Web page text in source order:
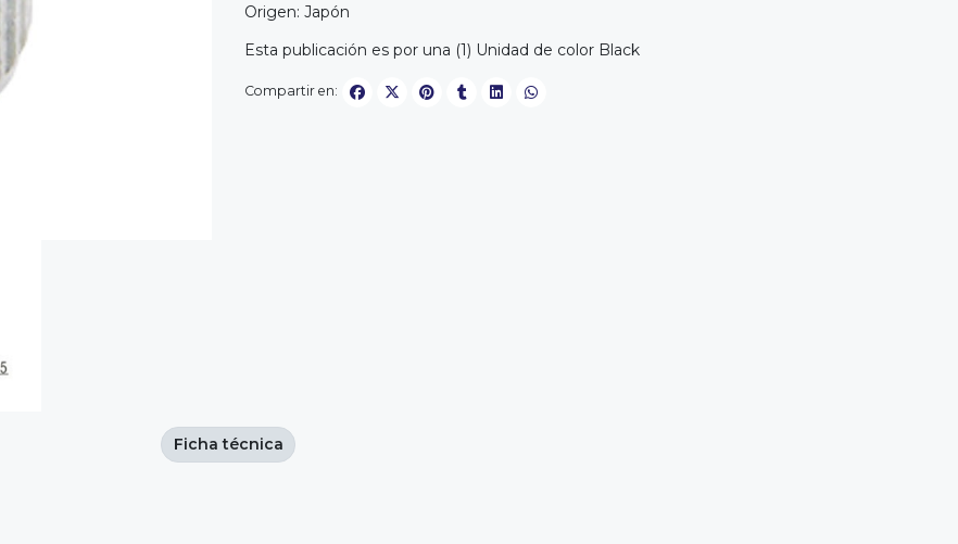
Origen: Japón
Esta publicación es por una (1) Unidad de color Black
Compartir en:
Ficha técnica